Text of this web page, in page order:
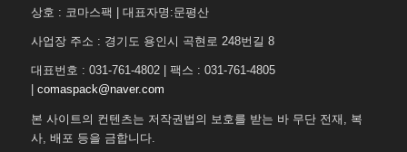
상호 : 코마스팩 | 대표자명:문평산
사업장 주소 : 경기도 용인시 곡현로 248번길 8
대표번호 : 031-761-4802 | 팩스 : 031-761-4805
comaspack@naver.com
본 사이트의 컨텐츠는 저작권법의 보호를 받는 바 무단 전재, 복
사, 배포 등을 금합니다.